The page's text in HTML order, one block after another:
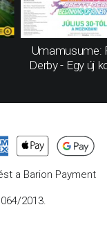
Umamusume:
Derby - Egy új
a Barion Payment
2013.